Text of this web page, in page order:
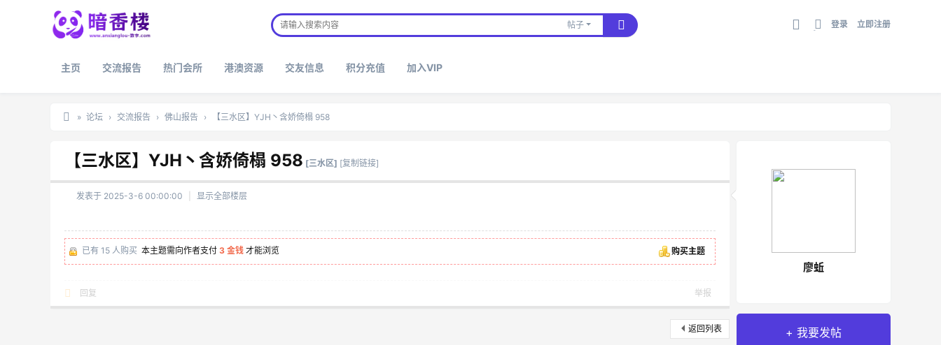
帖子 登录 立即注册
主页 交流报告 热门会所 港澳资源 交友信息 积分充值 加入VIP
楼
» 论坛 › 交流报告 › 佛山报告 › 【三水区】YJH丶含娇倚榻 958
【三水区】YJH丶含娇倚榻 958 [三水区] [复制链接]
发表于 2025-3-6 00:00:00 显示全部楼层
购买主题
已有 15 人购买 本主题需向作者支付 3 金钱 才能浏览
回复 举报
返回列表
廖蚯
+ 我要发帖